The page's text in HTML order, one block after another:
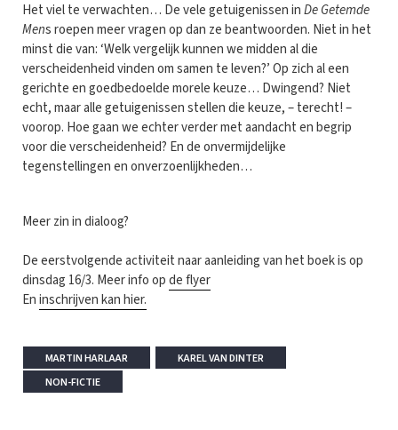
Het viel te verwachten… De vele getuigenissen inDe Getemde
Mens roepen meer vragen op dan ze beantwoorden. Niet in het
minst die van: ‘Welk vergelijk kunnen we midden al die
verscheidenheid vinden om samen te leven?’ Op zich al een
gerichte en goedbedoelde morele keuze… Dwingend? Niet
echt, maar alle getuigenissen stellen die keuze, – terecht! –
voorop. Hoe gaan we echter verder met aandacht en begrip
voor die verscheidenheid? En de onvermijdelijke
tegenstellingen en onverzoenlijkheden…
Meer zin in dialoog?
De eerstvolgende activiteit naar aanleiding van het boek is op
dinsdag 16/3. Meer info opde flyer
Eninschrijven kan hier.
MARTIN HARLAAR
KAREL VAN DINTER
NON-FICTIE